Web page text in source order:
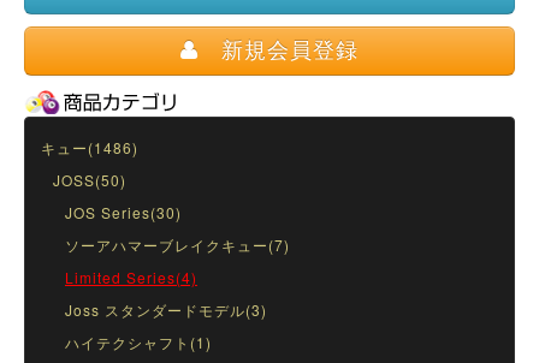
新規会員登録
キュー(1486)
JOSS(50)
JOS Series(30)
ソーアハマーブレイクキュー(7)
Limited Series(4)
Joss スタンダードモデル(3)
ハイテクシャフト(1)